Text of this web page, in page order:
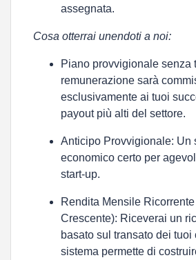
assegnata.
Cosa otterrai unendoti a noi:
Piano provvigionale senza
remunerazione sarà
esclusivamente ai tuoi
payout più alti del settore.
Anticipo Provvigionale: Un
economico certo per
start-up.
Rendita Mensile
Crescente): Riceverai un
basato sul transato dei tuoi
sistema permette di